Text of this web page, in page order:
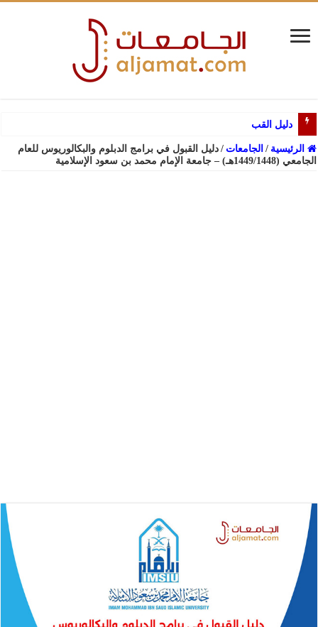
دليل القبول لبرامج البكالو
الرئيسية / الجامعات / دليل القبول في برامج الدبلوم والبكالوريوس للعام
الجامعي (1449/1448هـ) – جامعة الإمام محمد بن سعود الإسلامية